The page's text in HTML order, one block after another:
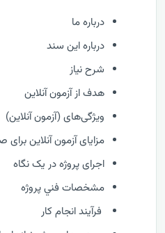
درباره ما
درباره این سند
شرح نیاز
هدف از آزمون آنلاین
ویژگی‌های (آزمون آنلاین)
مزایای آزمون آنلاین
اجرای پروژه در یک نگاه
مشخصات فني پروژه
فرآيند انجام کار